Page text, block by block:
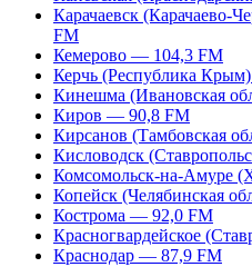
Карачаевск (Карачаево-
FM
Кемерово — 104,3 FM
Керчь (Республика
Кинешма (Ивановская
Киров — 90,8 FM
Кирсанов (Тамбовская
Кисловодск
Комсомольск-на-Амуре
Копейск (Челябинская
Кострома — 92,0 FM
Красногвардейское
Краснодар — 87,9 FM